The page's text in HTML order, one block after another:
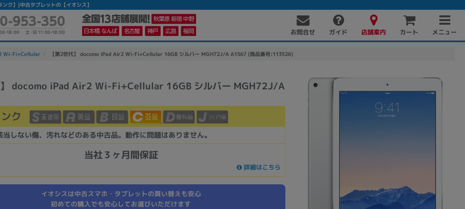
ク】|中古タブレットの【イオシス】
お問合せ ガイド 店舗案内 カート メニュー
Wi-Fi+Cellular 【第2世代】 docomo iPad Air2 Wi-Fi+Cellular 16GB シルバー MGH72J/A A1567 (商品番号:113526)
】 docomo iPad Air2 Wi-Fi+Cellular 16GB シルバー MGH72J/A
ク
しない傷、汚れなどのある中古品。動作に問題はありません。
当社３ヶ月間保証
詳細はこちら
イオシスは中古スマホ・タブレットの買い替えも安心
初めての購入でも安心してお選びいただけます
カテゴリー
ノートPC デスクPC